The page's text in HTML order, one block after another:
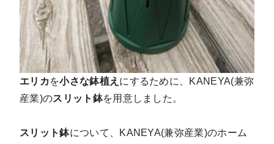
エリカ を小さな鉢植え にするために、KANEYA(兼弥
産業)のスリット鉢を用意しました。
スリット鉢について、KANEYA(兼弥産業)のホーム